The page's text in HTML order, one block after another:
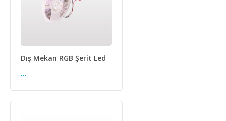
Dış Mekan RGB Şerit Led
...